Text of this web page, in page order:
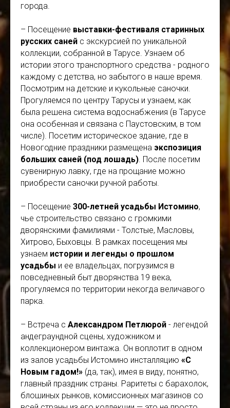
города.
– Посещение выставки-фестиваля старинных
русских саней с экскурсией по уникальной
коллекции, собранной в Тарусе. Узнаем об
истории этого транспортного средства - родного
каждому с детства, но забытого в наше время.
Посмотрим на детские и кукольные саночки.
Прогуляемся по центру Тарусы и узнаем, как
была решена система водоснабжения (в Тарусе
она особенная и связана с Паустовским, в том
числе). Посетим историческое здание, где в
Новогодние праздники размещена экспозиция
больших саней (под лошадь). После посетим
сувенирную лавку, где на прощание можно
приобрести саночки ручной работы.
– Посещение 300-летней усадьбы Истомино,
чье строительство связано с громкими
дворянскими фамилиями - Толстые, Масловы,
Хитрово, Быховцы. В рамках посещения мы
узнаем истории и легенды о прошлом
усадьбы и ее владельцах, погрузимся в
повседневный быт дворянства 19 века,
прогуляемся по территории некогда величавого
парка.
– Встреча с Александром Петлюрой - легендой
андеграундной сцены, художником и
коллекционером винтажа. Он воплотит в одном
из залов усадьбы Истомино инсталляцию «С
Новым гадом!» (да, так), имея в виду, понятно,
главный праздник страны. Раритеты с барахолок,
блошиных рынков, комиссионных магазинов со